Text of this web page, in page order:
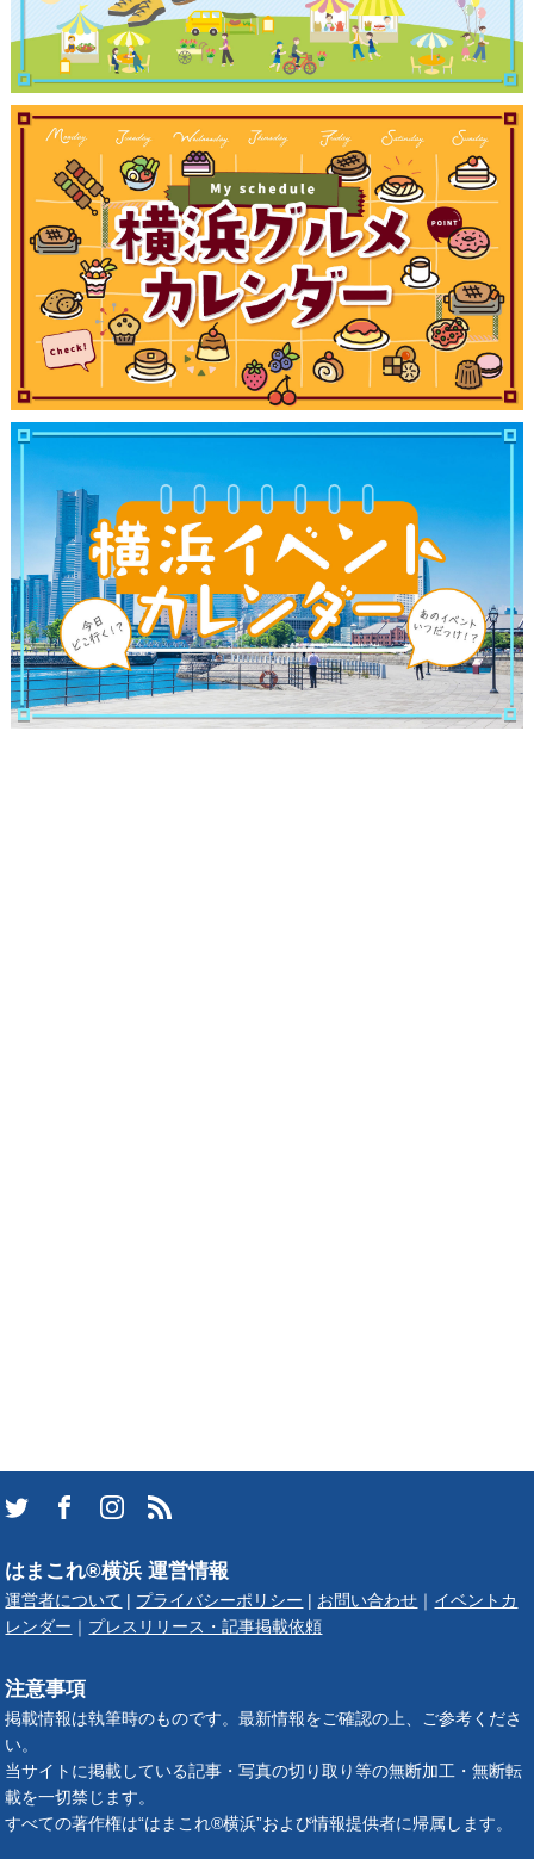
観光ガイド
ランキング
ブログ記事
サイトについて
はまこれ®横浜 運営情報
運営者について プライバシーポリシー お問い合わせ
イベントカ
レンダー
プレスリリース・記事掲載依頼
注意事項
掲載情報は執筆時のものです。最新情報をご確認の上、ご参考くださ
い。
当サイトに掲載している記事・写真の切り取り等の無断加工・無断転
載を一切禁じます。
すべての著作権は“はまこれ®横浜”および情報提供者に帰属します。